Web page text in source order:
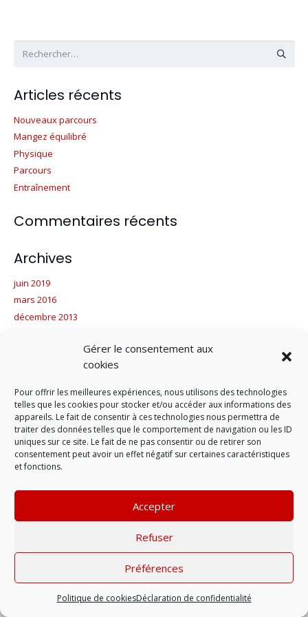
Gérer le consentement aux
cookies
Pour offrir les meilleures expériences, nous utilisons des technologies
telles que les cookies pour stocker et/ou accéder aux informations des
appareils. Le fait de consentir à ces technologies nous permettra de
traiter des données telles que le comportement de navigation ou les ID
uniques sur ce site. Le fait de ne pas consentir ou de retirer son
consentement peut avoir un effet négatif sur certaines caractéristiques
et fonctions.
Accepter
Refuser
Préférences
Politique de cookiesDéclaration de confidentialité
Articles récents
Nouveaux parcours
Mangez équilibré
Physique
Parcours
Entraînement
Commentaires récents
Archives
juin 2019
mars 2016
décembre 2013
Catégories
Evénement
Non classé
Nutrition
Parcours
Mentions légales| © 2022 |
confidentialité